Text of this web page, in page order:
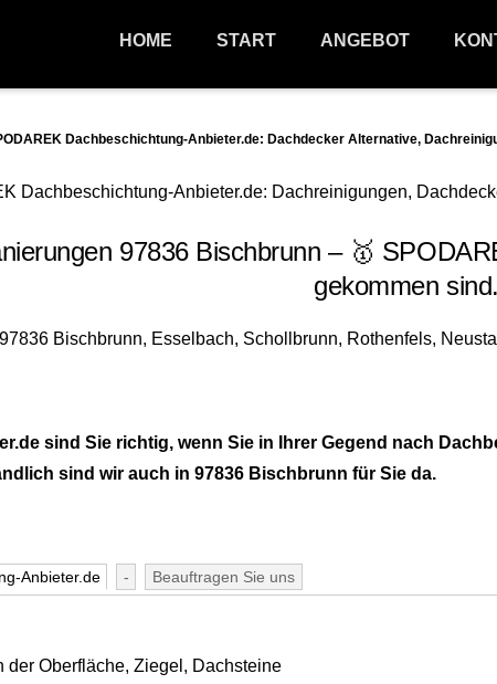
HOME START ANGEBOT
Dachbeschichtung-Anbieter.de: Dachdecker Alternative,
97836 Bischbrunn – 🥇
gekommen sind.
sind Sie richtig, wenn Sie in Ihrer Gegend nach
sind wir auch in 97836 Bischbrunn für Sie da.
Anbieter.de - Beauftragen Sie uns